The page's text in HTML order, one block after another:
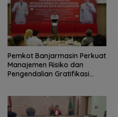
Pemkot Banjarmasin Perkuat
Manajemen Risiko dan
Pengendalian Gratifikasi